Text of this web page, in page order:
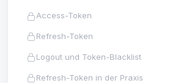
Access-Token
Refresh-Token
Logout und Token-Blacklist
Refresh-Token in der Praxis